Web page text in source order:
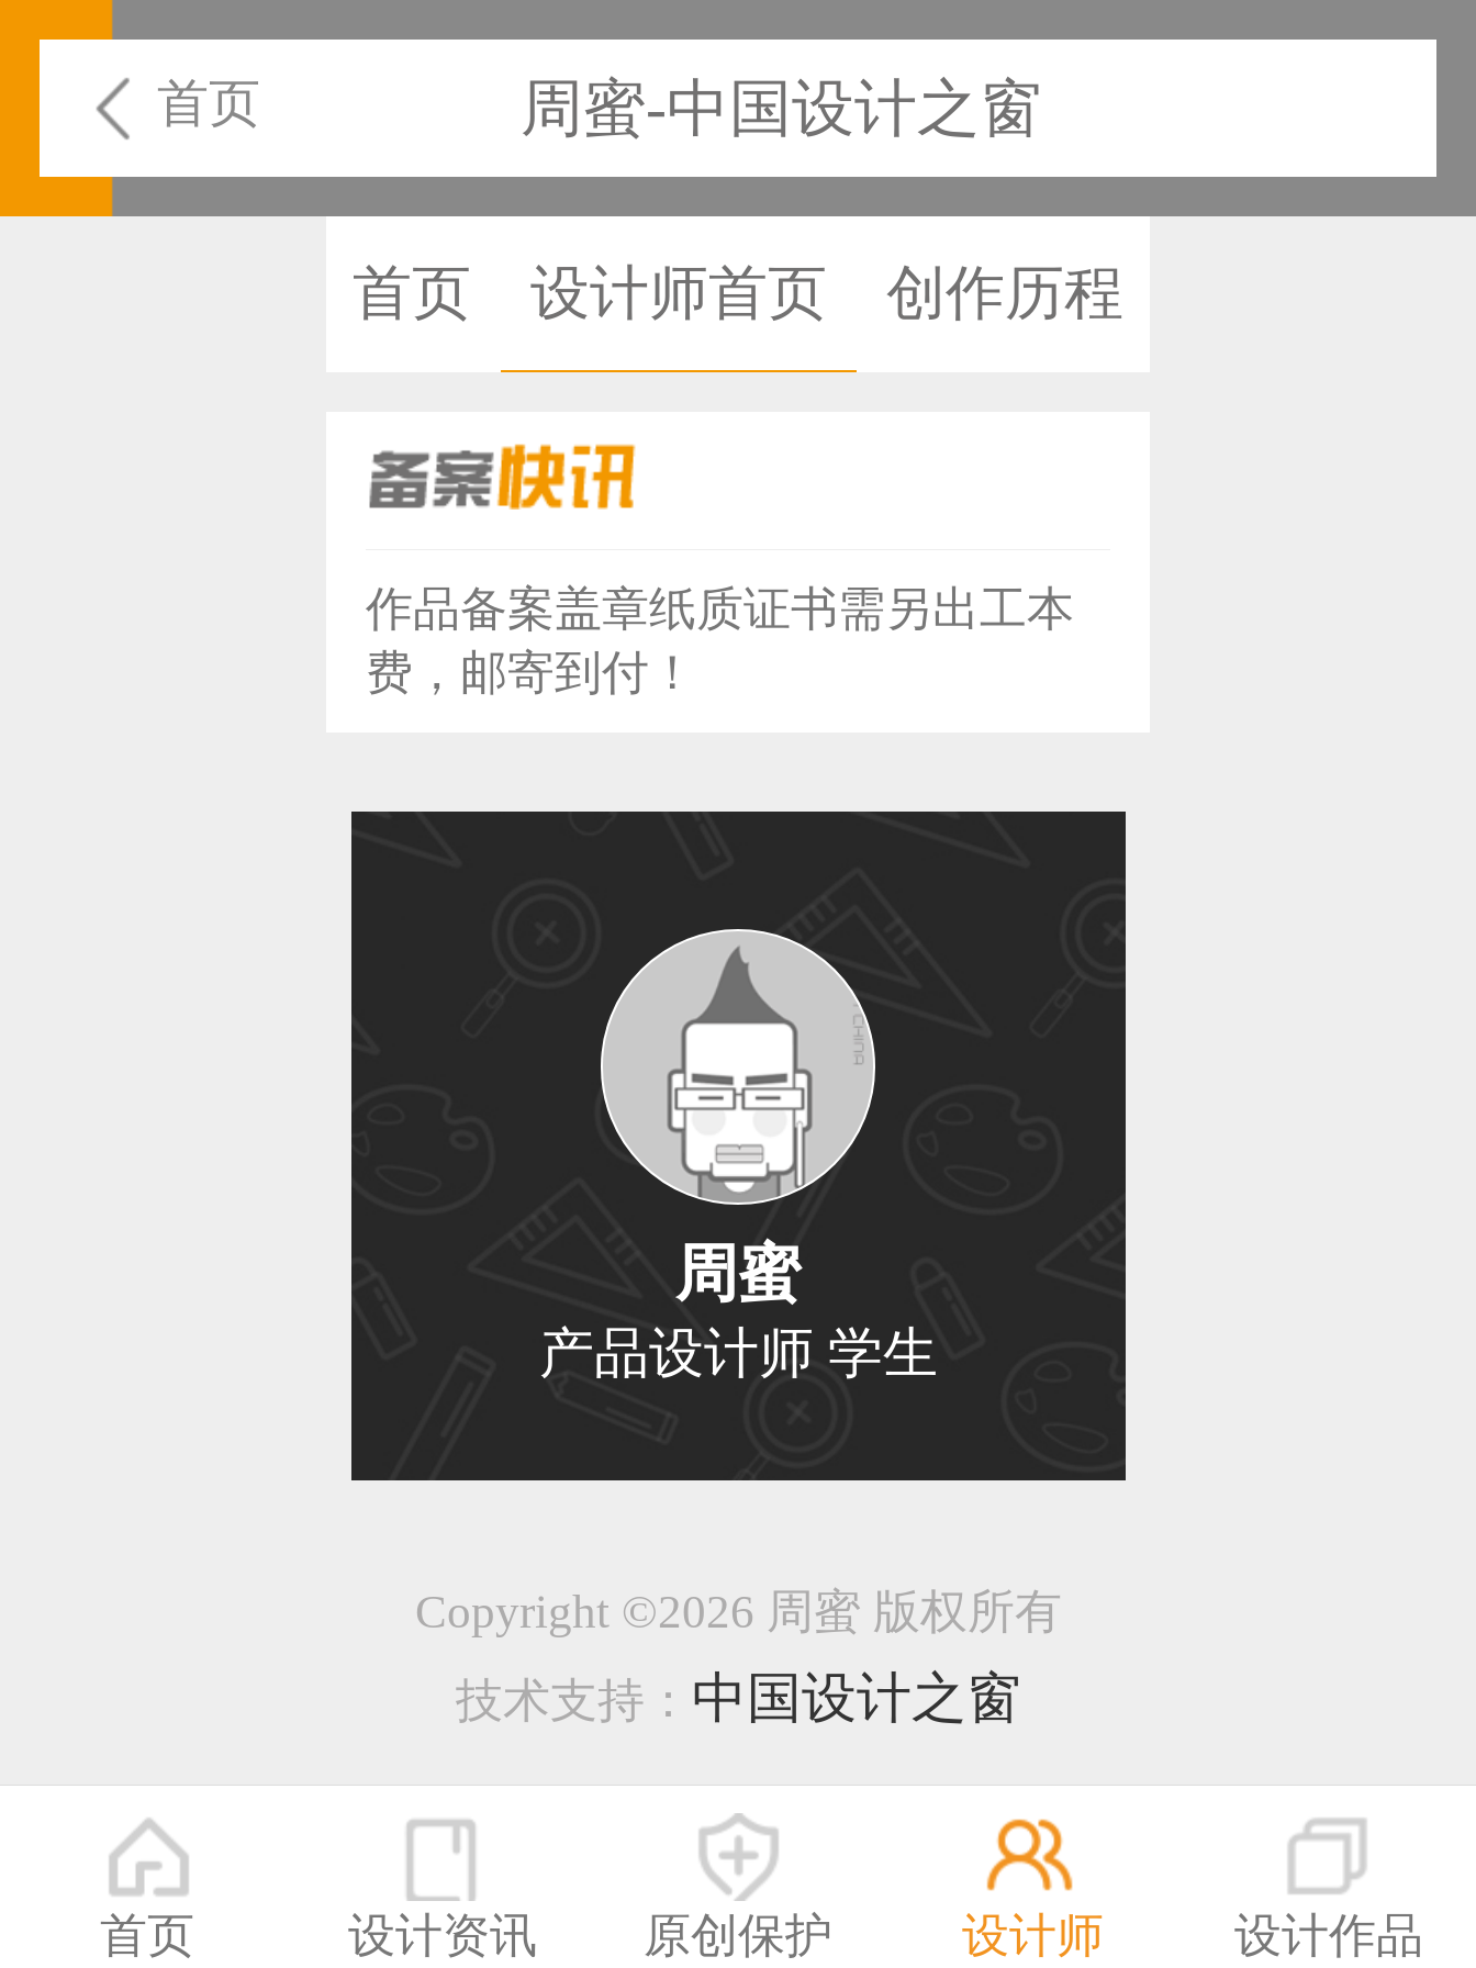
首页 周蜜-中国设计之窗
首页 设计师首页 创作历程
恭喜159****4930用户作品已成功备案！
恭喜159****4201用户作品已成功备案！
恭喜133****6466用户作品已成功备案！
恭喜131****1475用户作品已成功备案！
恭喜138****8638用户作品已成功备案！
恭喜133****9020用户作品已成功备案！
恭喜136****9807用户作品已成功备案！
作品备案盖章纸质证书需另出工本
费，邮寄到付！
周蜜
产品设计师 学生
Copyright ©2026 周蜜 版权所有
技术支持： 中国设计之窗
首页 设计资讯 原创保护 设计师 设计作品